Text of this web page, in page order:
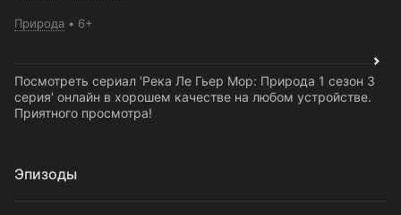
Природа 6+
Посмотреть сериал 'Река Ле Гьер Мор: Природа 1 сезон 3
серия' онлайн в хорошем качестве на любом устройстве.
Приятного просмотра!
Эпизоды